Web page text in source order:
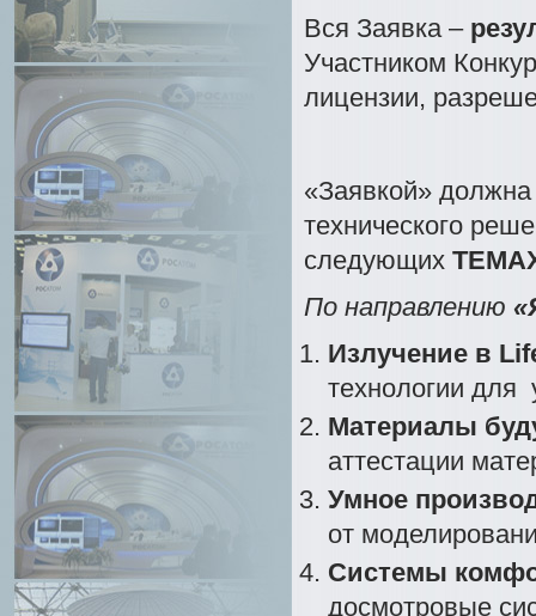
Вся Заявка –
Участником
лицензии,
«Заявкой» должна
технического
следующих
По направлению
Излучение в
технологии для
Материалы
аттестации
Умное
от
Системы
досмотровые